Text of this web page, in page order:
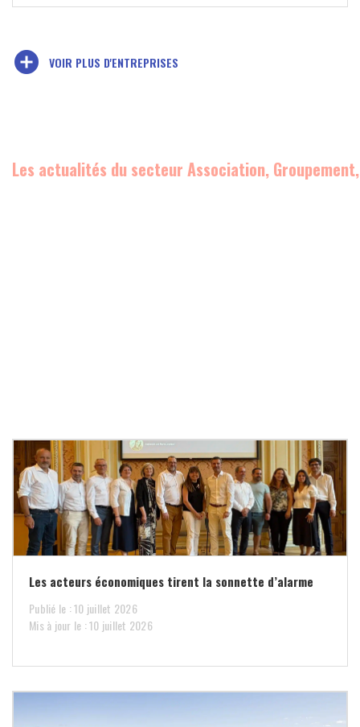
add_circle VOIR PLUS D'ENTREPRISES
Les actualités du secteur Association,
Les acteurs économiques tirent la sonnette d’alarme
Publié le : 10 juillet 2026
Mis à jour le : 10 juillet 2026